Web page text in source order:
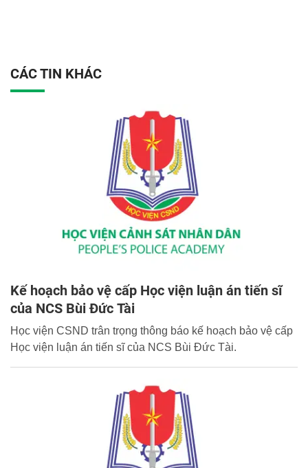
CÁC TIN KHÁC
Kế hoạch bảo vệ cấp Học viện luận án tiến sĩ
của NCS Bùi Đức Tài
Học viện CSND trân trọng thông báo kế hoạch bảo vệ cấp
Học viện luận án tiến sĩ của NCS Bùi Đức Tài.